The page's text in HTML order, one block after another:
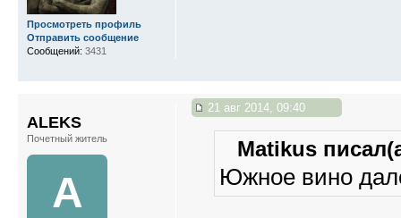
Просмотреть профиль
Отправить сообщение
Сообщений: 3431
21 авг 2014, 09:40
Matikus
Южное вино
ALEKS
Почетный житель
A